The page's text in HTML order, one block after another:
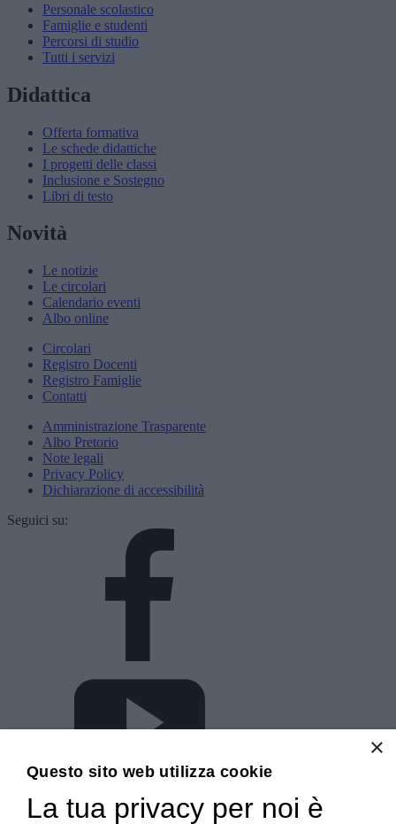
Personale scolastico
Famiglie e studenti
Percorsi di studio
Tutti i servizi
Didattica
Offerta formativa
Le schede didattiche
I progetti delle classi
Inclusione e Sostegno
Libri di testo
Novità
Le notizie
Le circolari
Calendario eventi
Albo online
Circolari
Registro Docenti
Registro Famiglie
Contatti
Amministrazione Trasparente
Albo Pretorio
Note legali
Privacy Policy
Dichiarazione di accessibilità
Seguici su:
×
Questo sito web utilizza cookie
La tua privacy per noi è